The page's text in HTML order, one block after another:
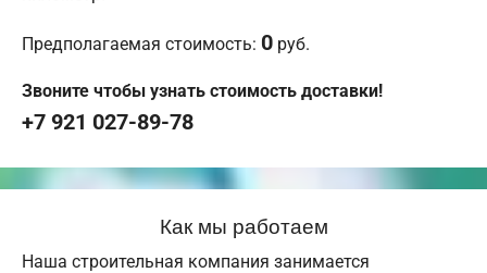
Предполагаемая стоимость: 0 руб.
Звоните чтобы узнать стоимость доставки!
+7 921 027-89-78
Как мы работаем
Наша строительная компания занимается